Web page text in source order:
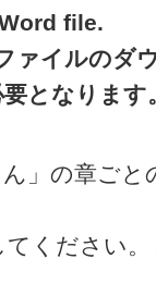
file.
ァイルのダ
となります
」の章ごと
ください